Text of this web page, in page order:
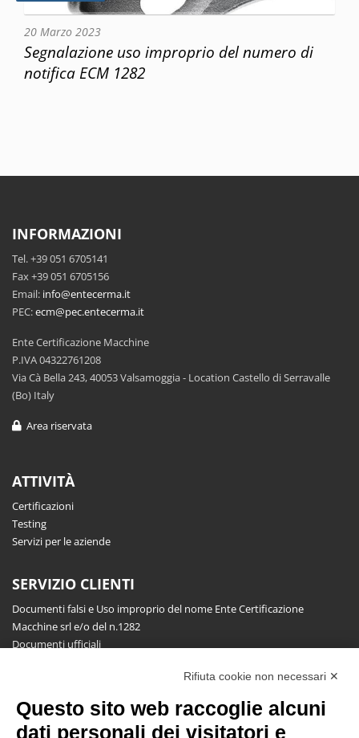
20 Marzo 2023
Segnalazione uso improprio del numero di
notifica ECM 1282
INFORMAZIONI
Tel. +39 051 6705141
Fax +39 051 6705156
Email: info@entecerma.it
PEC:ecm@pec.entecerma.it
Ente Certificazione Macchine
P.IVA 04322761208
Via Cà Bella 243, 40053 Valsamoggia - Location Castello di Serravalle
(Bo) Italy
Area riservata
ATTIVITÀ
Certificazioni
Testing
Servizi per le aziende
SERVIZIO CLIENTI
Documenti falsi e Uso improprio del nome Ente Certificazione
Macchine srl e/o del n.1282
Documenti ufficiali
NEWSLETTER
Rifiuta cookie non necessari ✕
Questo sito web raccoglie alcuni
dati personali dei visitatori e